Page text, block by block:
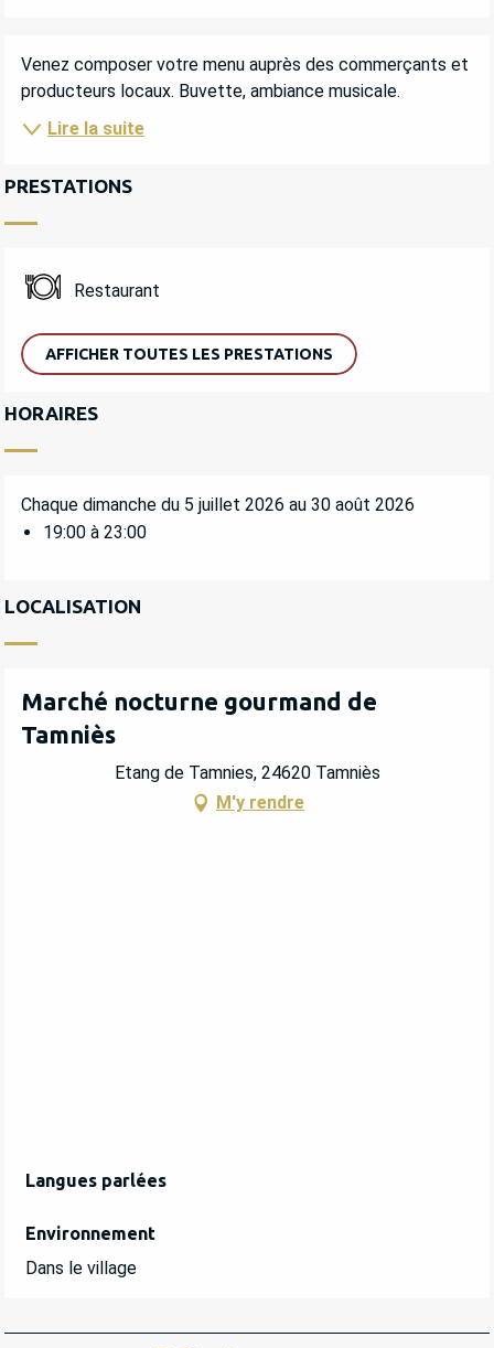
DESCRIPTION
Venez composer votre menu auprès des commerçants et
producteurs locaux. Buvette, ambiance musicale.
Lire la suite
PRESTATIONS
Restaurant
AFFICHER TOUTES LES PRESTATIONS
HORAIRES
Chaque dimanche du 5 juillet 2026 au 30 août 2026
19:00 à 23:00
LOCALISATION
Marché nocturne gourmand de
Tamniès
Etang de Tamnies, 24620 Tamniès
M'y rendre
Langues parlées
Langues parlées
Environnement
Environnement
Dans le village